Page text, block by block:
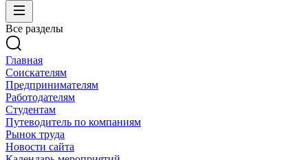
Все разделы
Главная
Соискателям
Предпринимателям
Работодателям
Студентам
Путеводитель по компаниям
Рынок труда
Новости сайта